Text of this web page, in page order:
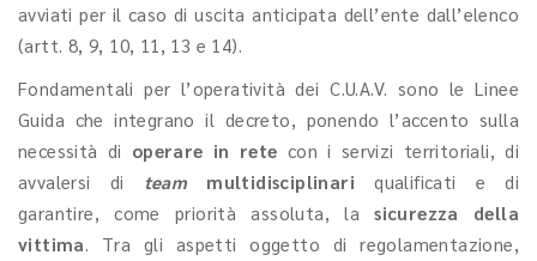
avviati per il caso di uscita anticipata dell’ente dall’elenco
(artt. 8, 9, 10, 11, 13 e 14).
Fondamentali per l’operatività dei C.U.A.V. sono le Linee
Guida che integrano il decreto, ponendo l’accento sulla
necessità di operare in rete con i servizi territoriali, di
avvalersi di team multidisciplinari qualificati e di
garantire, come priorità assoluta, lasicurezza della
vittima . Tra gli aspetti oggetto di regolamentazione,